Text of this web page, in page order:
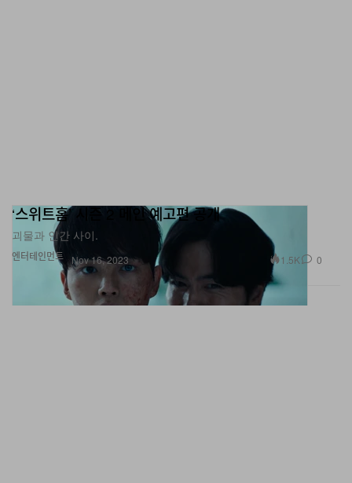
엔터테인먼트
‘스위트홈’ 시즌 2 메인 예고편 공개
괴물과 인간 사이.
Nov 16, 2023 1.5K 0